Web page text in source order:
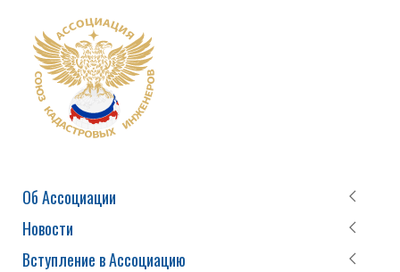
Об Ассоциации
Новости
Вступление в Ассоциацию